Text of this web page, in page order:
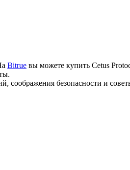
Bitrue вы можете купить Cetus
соображения безопасности и